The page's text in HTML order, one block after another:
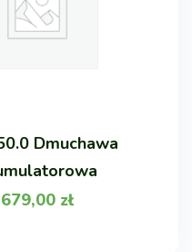
Dmuchawa
679,00 zł